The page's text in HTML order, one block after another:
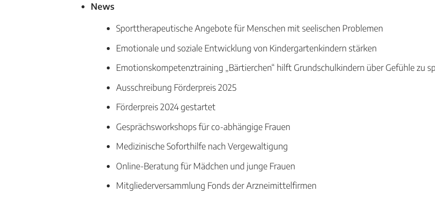
News
Sporttherapeutische Angebote für Menschen mit seelischen Problemen
Emotionale und soziale Entwicklung von Kindergartenkindern stärken
Emotionskompetenztraining „Bärtierchen“ hilft Grundschulkindern über Gefühle zu
Ausschreibung Förderpreis 2025
Förderpreis 2024 gestartet
Gesprächsworkshops für co-abhängige Frauen
Medizinische Soforthilfe nach Vergewaltigung
Online-Beratung für Mädchen und junge Frauen
Mitgliederver­sammlung Fonds der Arzneimittelfirmen